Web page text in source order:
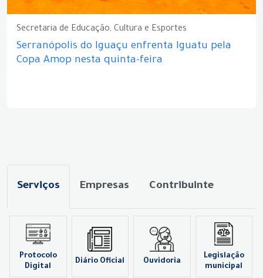
Secretaria de Educação, Cultura e Esportes
Serranópolis do Iguaçu enfrenta Iguatu pela
Copa Amop nesta quinta-feira
Serviços Empresas Contribuinte
Protocolo
Digital
Diário Oficial Ouvidoria
Legislação
municipal